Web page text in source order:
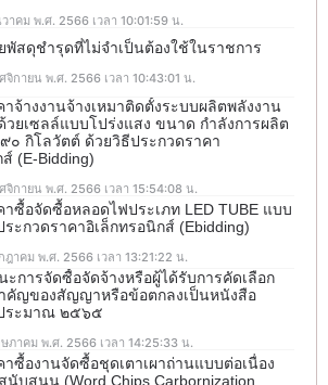
าคม พ.ศ. 2566 เวลา 10:01:59 น.
พัสดุชำรุดที่ไม่จำเป็นต้องใช้ในราชการ
จิกายน พ.ศ. 2566 เวลา 10:43:01 น.
จ้างงานจ้างเหมาติดตั้งระบบผลิตพลังงาน
วยเซลล์แบบโปร่งแสง ขนาด กำลังการผลิต
๐ กิโลวัตต์ ด้วยวิธีประกวดราคา
(e-Bidding)
จิกายน พ.ศ. 2566 เวลา 15:54:08 น.
าซื้อจัดซื้อหลอดไฟประเภท LED TUBE แบบ
ะกวดราคาอิเล็กทรอนิกส์ (ebidding)
ฎาคม พ.ศ. 2566 เวลา 13:21:22 น.
ะการจัดซื้อจัดจ้างหรือผู้ได้รับการคัดเลือก
คัญของสัญญาหรือข้อตกลงเป็นหนังสือ
ระมาณ ๒๕๖๕
ภาคม พ.ศ. 2566 เวลา 14:25:33 น.
าซื้องานจัดซื้อชุดเตาเผาถ่านแบบต่อเนื่อง
นับสนุน (Word Chips Carbornization